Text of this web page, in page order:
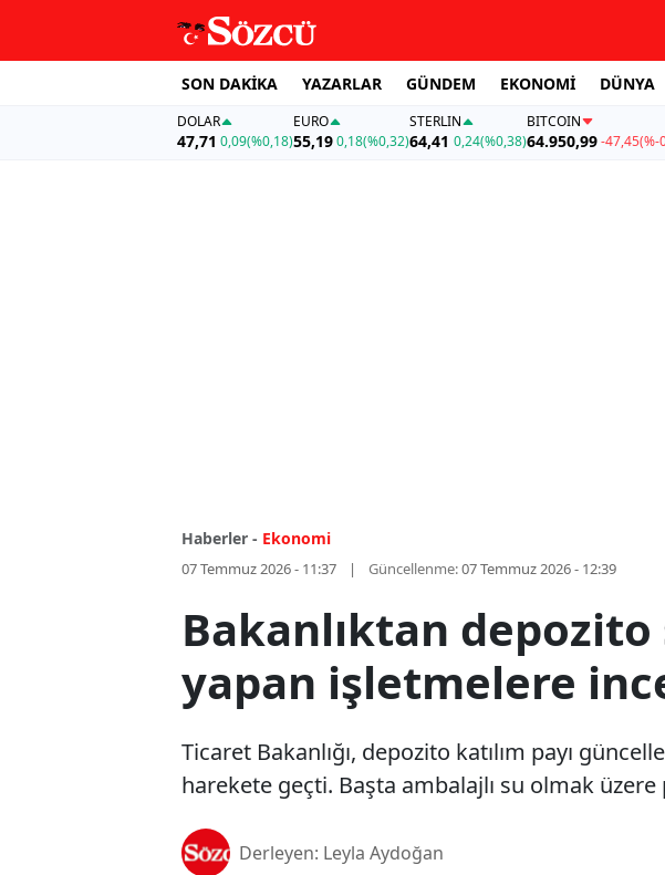
SON DAKİKA YAZARLAR GÜNDEM EKONOMİ DÜNYA
DOLAR
47,71 0,09(%0,18)
EURO
55,19 0,18(%0,32)
STERLIN
64,41 0,24(%0,38)
BITCOIN
64.950,99-47,45(%-
Haberler - Ekonomi
07 Temmuz 2026 - 11:37 Güncellenme:07 Temmuz 2026 - 12:39
Bakanlıktan
yapan işletmelere
Ticaret Bakanlığı, depozito katılım payı
harekete geçti. Başta ambalajlı su olmak üzere
Derleyen: Leyla Aydoğan